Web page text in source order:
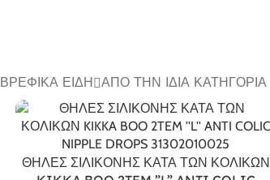
ΒΡΕΦΙΚΆ ΕΊΔΗ ΑΠΌ ΤΗΝ ΊΔΙΑ ΚΑΤΗΓΟΡΊΑ
ΘΗΛΕΣ ΣΙΛΙΚΟΝΗΣ ΚΑΤΑ ΤΩΝ ΚΟΛΙΚΩΝ